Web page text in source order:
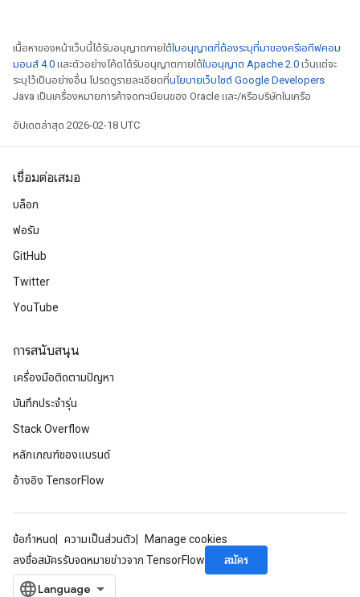
เนื้อหาของหน้าเว็บนี้ได้รับอนุญาตภายใต้ใบอนุญาตที่ต้องระบุที่มาของครีเอทีฟคอม
มอนส์ 4.0 และตัวอย่างโค้ดได้รับอนุญาตภายใต้ใบอนุญาต Apache 2.0 เว้นแต่จะ
ระบุไว้เป็นอย่างอื่น โปรดดูรายละเอียดที่นโยบายเว็บไซต์ Google Developers
Java เป็นเครื่องหมายการค้าจดทะเบียนของ Oracle และ/หรือบริษัทในเครือ
อัปเดตล่าสุด 2026-02-18 UTC
เชื่อมต่อเสมอ
บล็อก
ฟอรัม
GitHub
Twitter
YouTube
การสนับสนุน
เครื่องมือติดตามปัญหา
บันทึกประจำรุ่น
Stack Overflow
หลักเกณฑ์ของแบรนด์
อ้างอิง TensorFlow
ข้อกำหนด ความเป็นส่วนตัว
Manage cookies
ลงชื่อสมัครรับจดหมายข่าวจาก TensorFlow
สมัคร